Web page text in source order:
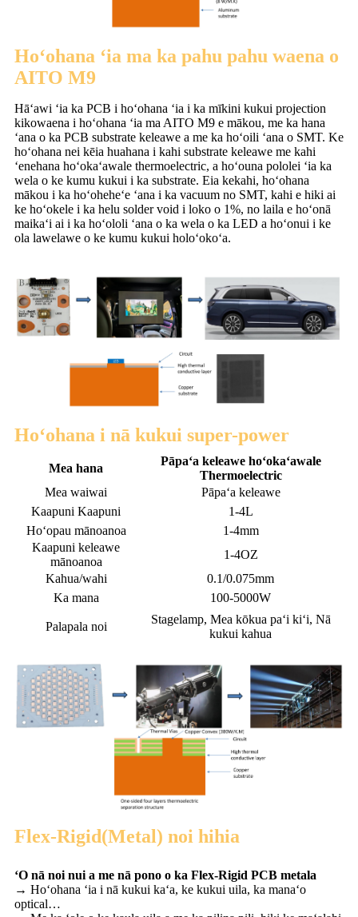
Hoʻohana ʻia ma ka pahu pahu waena o
AITO M9
Hāʻawi ʻia ka PCB i hoʻohana ʻia i ka mīkini kukui projection
kikowaena i hoʻohana ʻia ma AITO M9 e mākou, me ka hana
ʻana o ka PCB substrate keleawe a me ka hoʻoili ʻana o SMT. Ke
hoʻohana nei kēia huahana i kahi substrate keleawe me kahi
ʻenehana hoʻokaʻawale thermoelectric, a hoʻouna pololei ʻia ka
wela o ke kumu kukui i ka substrate. Eia kekahi, hoʻohana
mākou i ka hoʻoheheʻe ʻana i ka vacuum no SMT, kahi e hiki ai
ke hoʻokele i ka helu solder void i loko o 1%, no laila e hoʻonā
maikaʻi ai i ka hoʻololi ʻana o ka wela o ka LED a hoʻonui i ke
ola lawelawe o ke kumu kukui holoʻokoʻa.
Hoʻohana i nā kukui super-power
Mea hana
Pāpaʻa keleawe hoʻokaʻawale
Thermoelectric
Mea waiwai
Pāpaʻa keleawe
Kaapuni Kaapuni
1-4L
Hoʻopau mānoanoa
1-4mm
Kaapuni keleawe
mānoanoa
1-4OZ
Kahua/wahi
0.1/0.075mm
Ka mana
100-5000W
Palapala noi
Stagelamp, Mea kōkua paʻi kiʻi, Nā
kukui kahua
Flex-Rigid(Metal) noi hihia
ʻO nā noi nui a me nā pono o ka Flex-Rigid PCB metala
→ Hoʻohana ʻia i nā kukui kaʻa, ke kukui uila, ka manaʻo
optical…